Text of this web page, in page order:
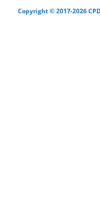
Copyright © 2017-2026